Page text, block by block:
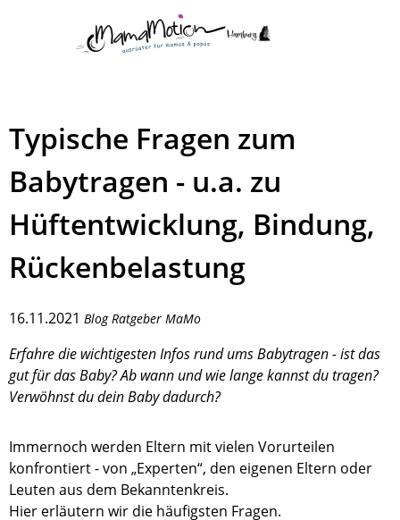
Typische Fragen zum
Babytragen - u.a. zu
Hüftentwicklung, Bindung,
Rückenbelastung
16.11.2021 Blog Ratgeber MaMo
Erfahre die wichtigesten Infos rund ums Babytragen - ist das
gut für das Baby? Ab wann und wie lange kannst du tragen?
Verwöhnst du dein Baby dadurch?
Immernoch werden Eltern mit vielen Vorurteilen
konfrontiert - von „Experten“, den eigenen Eltern oder
Leuten aus dem Bekanntenkreis.
Hier erläutern wir die häufigsten Fragen.